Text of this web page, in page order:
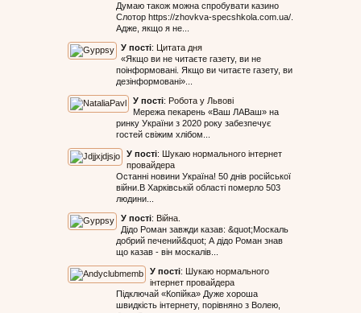
Думаю також можна спробувати казино
Слотор https://zhovkva-specshkola.com.ua/.
Адже, якщо я не...
У пості: Цитата дня
«Якщо ви не читаєте газету, ви не
поінформовані. Якщо ви читаєте газету, ви
дезінформовані»...
У пості: Робота у Львові
Мережа пекарень «Ваш ЛАВаш» на
ринку України з 2020 року забезпечує
гостей свіжим хлібом...
У пості: Шукаю нормального інтернет
провайдера
Останні новини Україна! 50 днів російської
війни.В Харківській області померло 503
людини...
У пості: Війна.
Дідо Роман завжди казав: &quot;Москаль
добрий печений&quot; А дідо Роман знав
що казав - він москалів...
У пості: Шукаю нормального
інтернет провайдера
Підключай «Копійка» Дуже хороша
швидкість інтернету, порівняно з Волею,